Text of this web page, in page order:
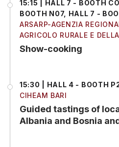
15:15 | HALL 7 - BOOTH
BOOTH N07, HALL 7 -
ARSARP-AGENZIA
AGRICOLO RURALE E
Show-cooking
15:30 | HALL 4 - BOOTH
CIHEAM BARI
Guided tastings of
Albania and Bosnia